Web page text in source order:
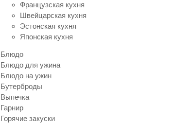
Французская кухня
Швейцарская кухня
Эстонская кухня
Японская кухня
Блюдо
Блюдо для ужина
Блюдо на ужин
Бутерброды
Выпечка
Гарнир
Горячие закуски